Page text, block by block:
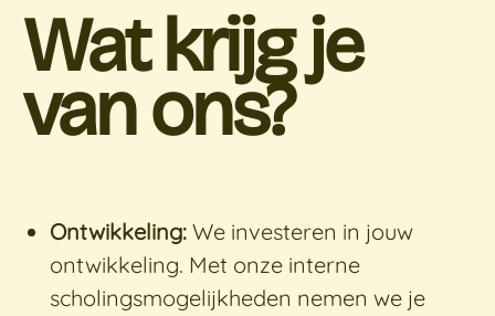
Wat krijg je
van ons?
Ontwikkeling: We investeren in jouw
ontwikkeling. Met onze interne
scholingsmogelijkheden nemen we je